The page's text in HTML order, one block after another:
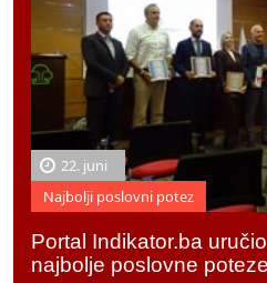
22. juni
Najbolji poslovni potez
Portal Indikator.ba
najbolje poslovne poteze